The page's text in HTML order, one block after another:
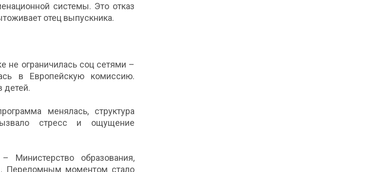
системы. Это отказ
отец выпускника.
не ограничилась соц сетями –
в Европейскую комиссию.
детей.
менялась, структура
стресс и ощущение
Министерство образования,
Переломным моментом стало